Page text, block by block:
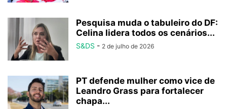
Pesquisa muda o tabuleiro do DF:
Celina lidera todos os cenários...
S&DS - 2 de julho de 2026
PT defende mulher como vice de
Leandro Grass para fortalecer
chapa...